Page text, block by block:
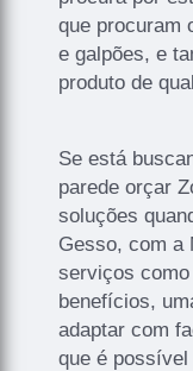
que procuram
e galpões, e
produto de
Se está
parede orçar
soluções
Gesso, com a
serviços
benefícios,
adaptar com
que é possível